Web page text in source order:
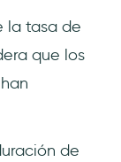
la tasa de
que los
de